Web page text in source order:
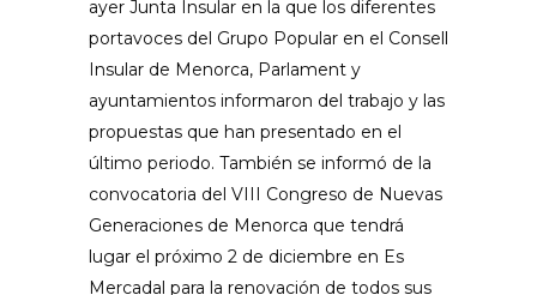
ayer Junta Insular en la que los diferentes
portavoces del Grupo Popular en el Consell
Insular de Menorca, Parlament y
ayuntamientos informaron del trabajo y las
propuestas que han presentado en el
último periodo. También se informó de la
convocatoria del VIII Congreso de Nuevas
Generaciones de Menorca que tendrá
lugar el próximo 2 de diciembre en Es
Mercadal para la renovación de todos sus